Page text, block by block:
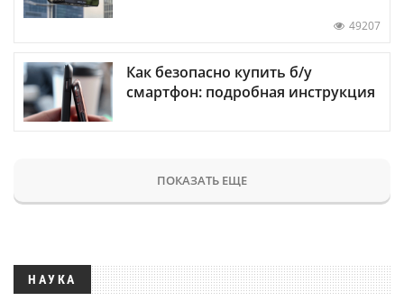
49207
Как безопасно купить б/у
смартфон: подробная инструкция
ПОКАЗАТЬ ЕЩЕ
НАУКА